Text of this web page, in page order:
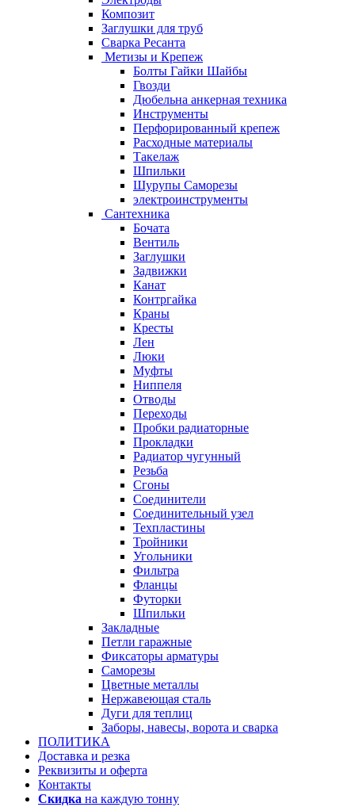
Композит
Заглушки для труб
Сварка Ресанта
Метизы и Крепеж
Болты Гайки Шайбы
Гвозди
Дюбельна анкерная техника
Инструменты
Перфорированный крепеж
Расходные материалы
Такелаж
Шпильки
Шурупы Саморезы
электроинструменты
Сантехника
Бочата
Вентиль
Заглушки
Задвижки
Канат
Контргайка
Краны
Кресты
Лен
Люки
Муфты
Ниппеля
Отводы
Переходы
Пробки радиаторные
Прокладки
Радиатор чугунный
Резьба
Сгоны
Соединители
Соединительный узел
Техпластины
Тройники
Угольники
Фильтра
Фланцы
Футорки
Шпильки
Закладные
Петли гаражные
Фиксаторы арматуры
Саморезы
Цветные металлы
Нержавеющая сталь
Дуги для теплиц
Заборы, навесы, ворота и сварка
ПОЛИТИКА
Доставка и резка
Реквизиты и оферта
Контакты
Скидка на каждую тонну